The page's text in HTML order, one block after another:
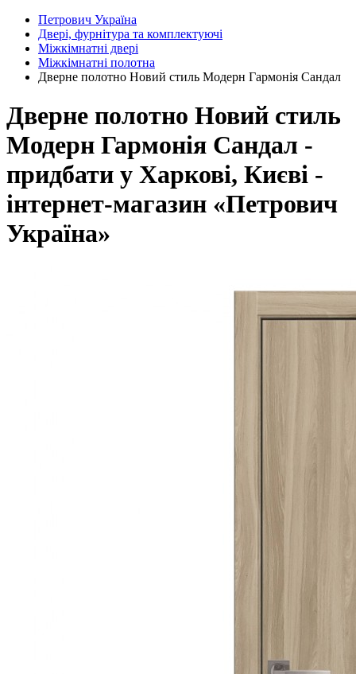
Петрович Україна
Двері, фурнітура та комплектуючі
Міжкімнатні двері
Міжкімнатні полотна
Дверне полотно Новий стиль Модерн Гармонія Сандал
Дверне полотно Новий стиль
Модерн Гармонія Сандал -
придбати у Харкові, Києві -
інтернет-магазин «Петрович
Україна»